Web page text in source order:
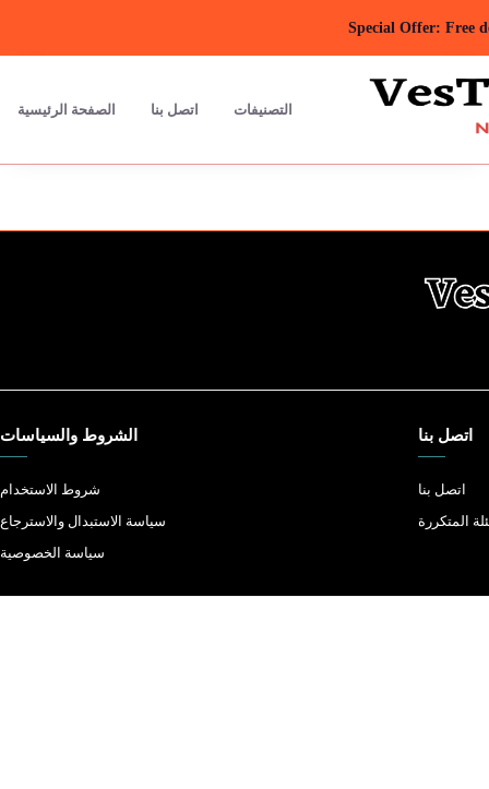
Special Offer: Free
الصفحة الرئيسية اتصل بنا التصنيفات
الشروط والسياسات
شروط الاستخدام
سياسة الاستبدال والاسترجاع
سياسة الخصوصية
اتصل بنا
اتصل بنا
المتكررة